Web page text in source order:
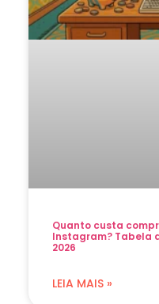
Quanto custa
Instagram? Tabela
2026
LEIA MAIS »